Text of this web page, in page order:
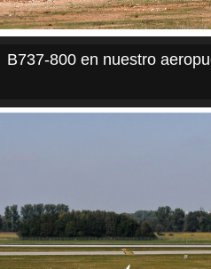
B737-800 en nuestro